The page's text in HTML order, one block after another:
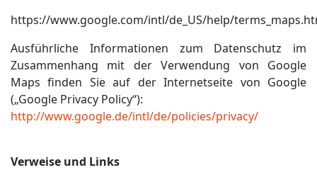
https://www.google.com/intl/de_US/help/
Ausführliche Informationen zum Datenschutz im
Zusammenhang mit der Verwendung von Google
Maps finden Sie auf der Internetseite von Google
(„Google Privacy Policy“):
http://www.google.de/intl/de/policies/privacy/
Verweise und Links